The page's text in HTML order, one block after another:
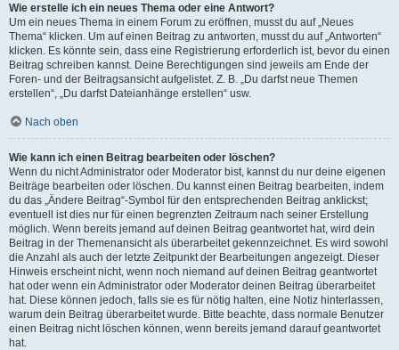
Wie erstelle ich ein neues Thema oder eine Antwort?
Um ein neues Thema in einem Forum zu eröffnen, musst du auf „Neues
Thema“ klicken. Um auf einen Beitrag zu antworten, musst du auf „Antworten“
klicken. Es könnte sein, dass eine Registrierung erforderlich ist, bevor du einen
Beitrag schreiben kannst. Deine Berechtigungen sind jeweils am Ende der
Foren- und der Beitragsansicht aufgelistet. Z. B. „Du darfst neue Themen
erstellen“, „Du darfst Dateianhänge erstellen“ usw.
Nach oben
Wie kann ich einen Beitrag bearbeiten oder löschen?
Wenn du nicht Administrator oder Moderator bist, kannst du nur deine eigenen
Beiträge bearbeiten oder löschen. Du kannst einen Beitrag bearbeiten, indem
du das „Ändere Beitrag“-Symbol für den entsprechenden Beitrag anklickst;
eventuell ist dies nur für einen begrenzten Zeitraum nach seiner Erstellung
möglich. Wenn bereits jemand auf deinen Beitrag geantwortet hat, wird dein
Beitrag in der Themenansicht als überarbeitet gekennzeichnet. Es wird sowohl
die Anzahl als auch der letzte Zeitpunkt der Bearbeitungen angezeigt. Dieser
Hinweis erscheint nicht, wenn noch niemand auf deinen Beitrag geantwortet
hat oder wenn ein Administrator oder Moderator deinen Beitrag überarbeitet
hat. Diese können jedoch, falls sie es für nötig halten, eine Notiz hinterlassen,
warum dein Beitrag überarbeitet wurde. Bitte beachte, dass normale Benutzer
einen Beitrag nicht löschen können, wenn bereits jemand darauf geantwortet
hat.